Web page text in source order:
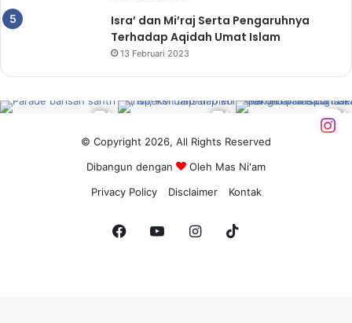
Isra’ dan Mi’raj Serta Pengaruhnya
Terhadap Aqidah Umat Islam
13 Februari 2023
© Copyright 2026, All Rights Reserved
Dibangun dengan
Oleh Mas Ni'am
Privacy Policy
Disclaimer Kontak
FacebookYouTubeInstagram